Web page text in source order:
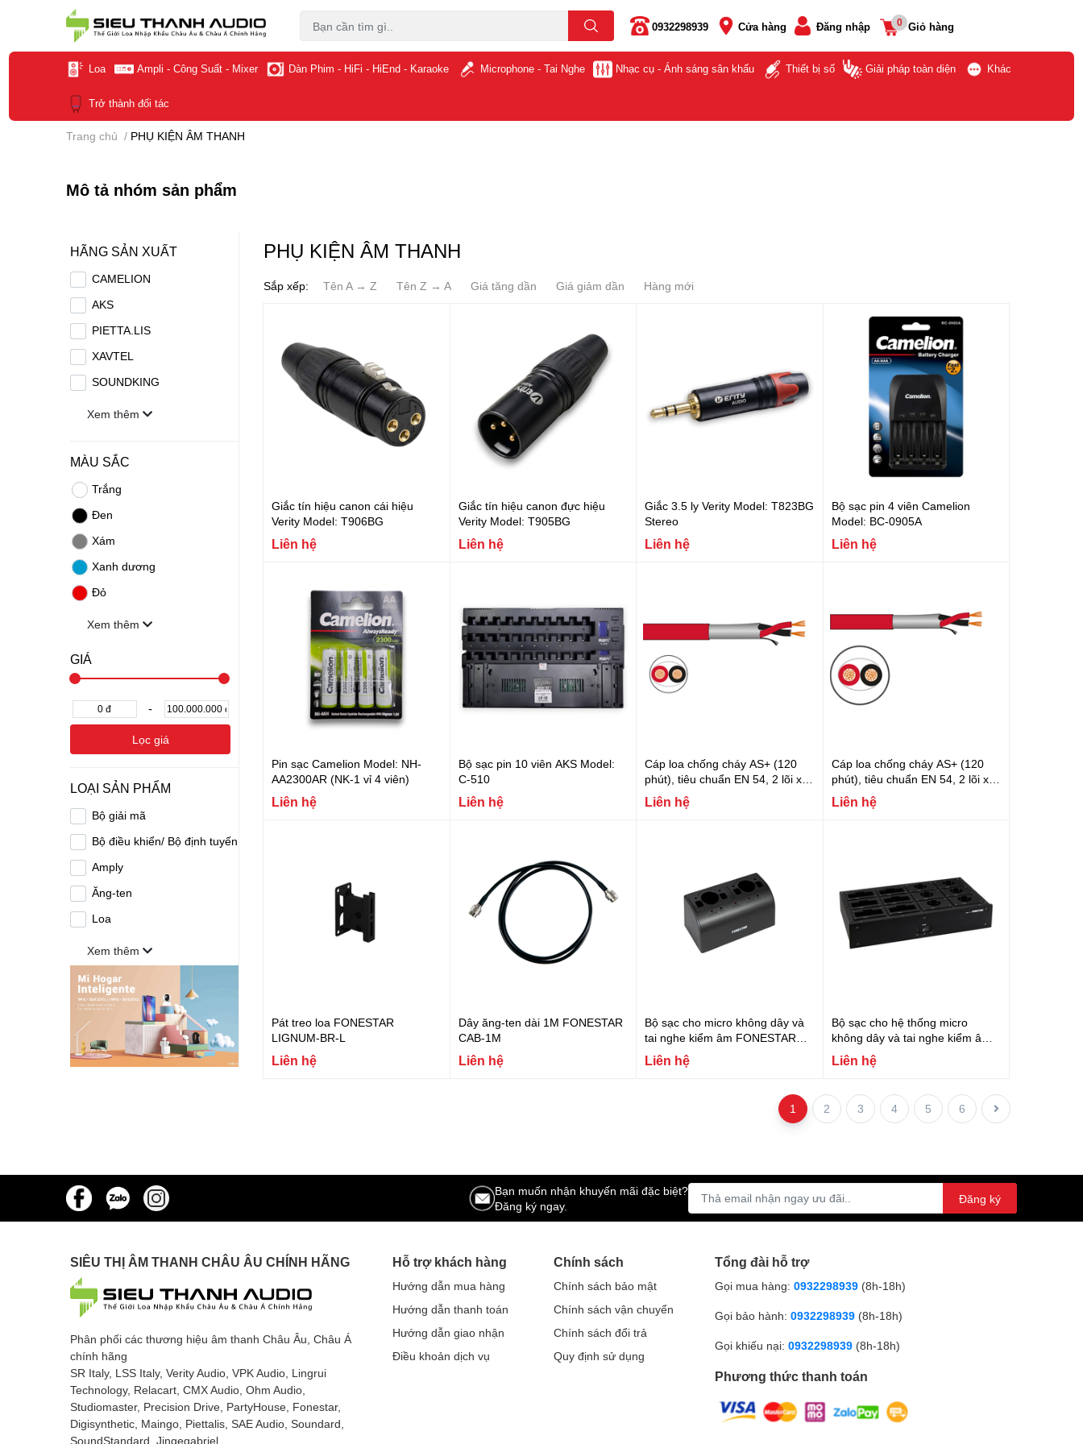
0932298939 Cửa hàng Đăng nhập Giỏ hàng
0
Loa Ampli - Công Suất - Mixer Dàn Phim - HiFi - HiEnd - Karaoke Microphone - Tai Nghe Nhạc cụ - Ánh sáng sân khấu Thiết bị số Giải pháp toàn diện Khác
Trở thành đối tác
Trang chủ / PHỤ KIỆN ÂM THANH
Mô tả nhóm sản phẩm
HÃNG SẢN XUẤT
CAMELION
AKS
PIETTA.LIS
XAVTEL
SOUNDKING
Xem thêm
MÀU SẮC
Trắng
Đen
Xám
Xanh dương
Đỏ
Xem thêm
GIÁ
Lọc giá
LOẠI SẢN PHẨM
Bộ giải mã
Bộ điều khiển/ Bộ định tuyến
Amply
Ăng-ten
Loa
Xem thêm
PHỤ KIỆN ÂM THANH
Sắp xếp: Tên A → Z Tên Z → A Giá tăng dần Giá giảm dần Hàng mới
Giắc tín hiệu canon cái hiệu
Verity Model: T906BG
Liên hệ
Giắc tín hiệu canon đực hiệu
Verity Model: T905BG
Liên hệ
Giắc 3.5 ly Verity Model: T823BG
Stereo
Liên hệ
Bộ sạc pin 4 viên Camelion
Model: BC-0905A
Liên hệ
Pin sạc Camelion Model: NH-
AA2300AR (NK-1 vỉ 4 viên)
Liên hệ
Bộ sạc pin 10 viên AKS Model:
C-510
Liên hệ
Cáp loa chống cháy AS+ (120
phút), tiêu chuẩn EN 54, 2 lõi x
2.5 mm², chống nhiễu, không
chứa Halogen (LSZH) Fonestar
Liên hệ
Cáp loa chống cháy AS+ (120
phút), tiêu chuẩn EN 54, 2 lõi x
1.5 mm², chống nhiễu, không
chứa Halogen (LSZH) Fonestar
Liên hệ
Pát treo loa FONESTAR
LIGNUM-BR-L
Liên hệ
Dây ăng-ten dài 1M FONESTAR
CAB-1M
Liên hệ
Bộ sạc cho micro không dây và
tai nghe kiểm âm FONESTAR
MSC-2
Liên hệ
Bộ sạc cho hệ thống micro
không dây và tai nghe kiểm âm
FONESTAR MSC-12
Liên hệ
1 2 3 4 5 6
Bạn muốn nhận khuyến mãi đặc biệt?
Đăng ký ngay.
Đăng ký
SIÊU THỊ ÂM THANH CHÂU ÂU CHÍNH HÃNG
Phân phối các thương hiệu âm thanh Châu Âu, Châu Á
chính hãng
SR Italy, LSS Italy, Verity Audio, VPK Audio, Lingrui
Technology, Relacart, CMX Audio, Ohm Audio,
Studiomaster, Precision Drive, PartyHouse, Fonestar,
Digisynthetic, Maingo, Piettalis, SAE Audio, Soundard,
SoundStandard, Jingegabriel
Hỗ trợ khách hàng
Hướng dẫn mua hàng
Hướng dẫn thanh toán
Hướng dẫn giao nhận
Điều khoản dịch vụ
Chính sách
Chính sách bảo mật
Chính sách vận chuyển
Chính sách đổi trả
Quy định sử dụng
Tổng đài hỗ trợ
Gọi mua hàng: 0932298939 (8h-18h)
Gọi bảo hành: 0932298939 (8h-18h)
Gọi khiếu nại: 0932298939 (8h-18h)
Phương thức thanh toán